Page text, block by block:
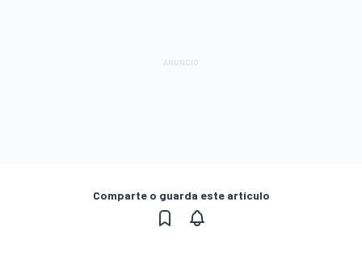
Comparte o guarda este artículo